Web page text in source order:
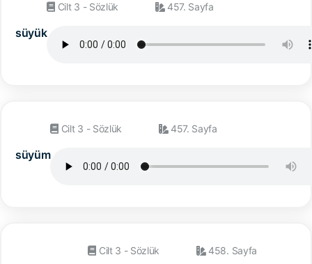
süyük
Cilt 3 - Sözlük 457. Sayfa
süyüm
Cilt 3 - Sözlük 457. Sayfa
Cilt 3 - Sözlük 458. Sayfa